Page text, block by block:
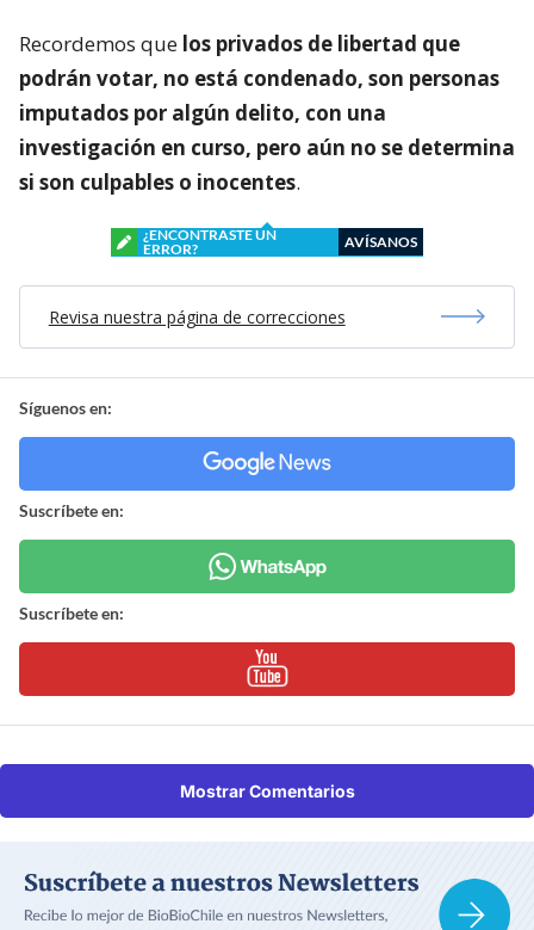
Recordemos que los privados de libertad que
podrán votar, no está condenado, son personas
imputados por algún delito, con una
investigación en curso, pero aún no se determina
si son culpables o inocentes.
¿ENCONTRASTE UN
ERROR?
AVÍSANOS
Revisa nuestra página de correcciones
Síguenos en:
Suscríbete en:
Suscríbete en:
Mostrar Comentarios